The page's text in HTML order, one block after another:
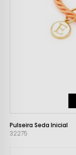
Pulseira Seda Inicial
32275